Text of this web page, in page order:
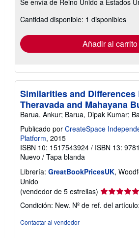
información
las
tarifas
envío
Cantidad disponible: 1 disponibles
Añadir al carrito
Similarities and Differences
Theravada and Mahayana
Barua, Ankur; Barua, Dipak Kumar;
Publicado por CreateSpace
Platform, 2015
ISBN 10: 1517543924 / ISBN 13:
Nuevo / Tapa blanda
Librería: GreatBookPricesUK,
Unido
(vendedor de 5 estrellas) Calificación
del
vendedor:
Condición: New. Nº de ref. del
Contactar al vendedor